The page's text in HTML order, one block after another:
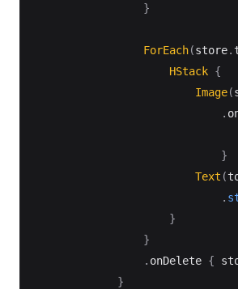
}
ForEach(store.
HStack {
Image(
.
}
Text (
.
}
}
. onDelete {
}